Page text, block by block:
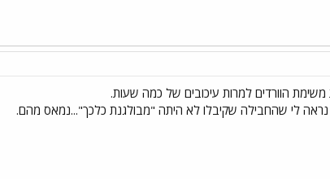
הוורדים למרות עיכובים של כמה שעות.